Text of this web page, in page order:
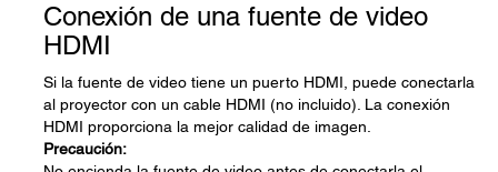
Conexión de una fuente de video
HDMI
Si la fuente de video tiene un puerto HDMI, puede conectarla
al proyector con un cable HDMI (no incluido). La conexión
HDMI proporciona la mejor calidad de imagen.
Precaución: